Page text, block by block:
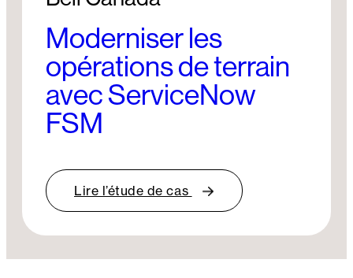
Moderniser les
opérations de terrain
avec ServiceNow
FSM
Lire l’étude de cas